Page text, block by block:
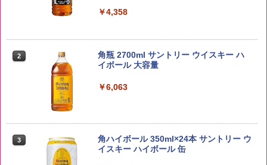
5kg 長野県産 令和7年産
kg 業務用 お米マイスターブレンド
￥4,358
2
角瓶 2700ml サントリー ウイスキー ハ
イボール 大容量
￥6,063
3
角ハイボール 350ml×24本 サントリー ウ
イスキー ハイボール 缶